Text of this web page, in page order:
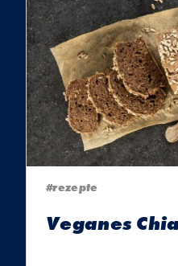
#rezepte
Veganes